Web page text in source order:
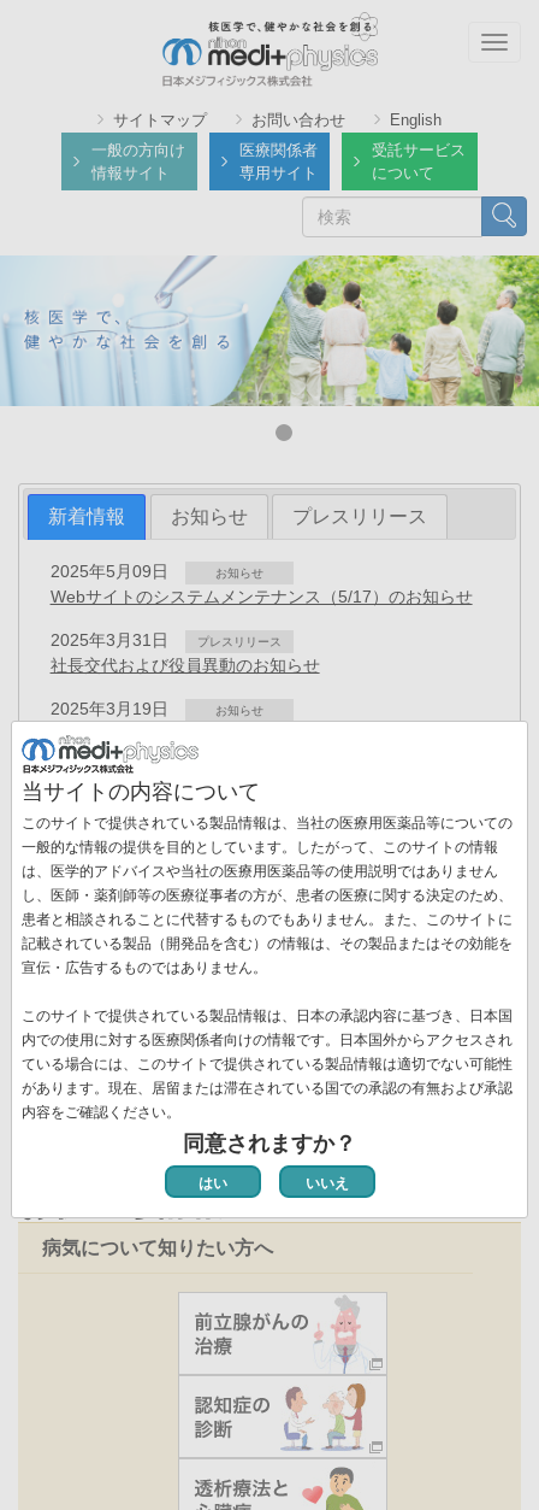
サイトマップ お問い合わせ
English
一般の方向け
情報サイト
医療関係者
専用サイト
受託サービス
について
検索
新着情報 お知らせ プレスリリース
2025年5月09日 お知らせ
Webサイトのシステムメンテナンス（5/17）のお知らせ
2025年3月31日 プレスリリース
社長交代および役員異動のお知らせ
2025年3月19日 お知らせ
「健康経営優良法人 2025（大規模法人部門）」に認定
2024年12月02日
GEヘルスケアによる当社株式取得について
2024年10月31日 お知らせ
「CSR報告書2024」を掲載しました
ペ
ー
ジ
送
り
先
頭
ー
ジ
« 最初
前
ペ
ジ
‹‹
ペ
ー
1
ペ
ー
2
カ
レ
ト
ペ
ー
ジ
3
ペ
ー
4
ペ
ー
5
ペ
ー
6
ペ
ー
7
ペ
ジ
8
ペ
ジ
9
次
ー
ジ
››
最
ペ
ー
ジ
最終 »
新着情報一覧
お役立ち情報
病気について知りたい方へ
当サイトの内容について
このサイトで提供されている製品情報は、当社の医療用医薬品等についての
一般的な情報の提供を目的としています。したがって、このサイトの情報
は、医学的アドバイスや当社の医療用医薬品等の使用説明ではありません
し、医師・薬剤師等の医療従事者の方が、患者の医療に関する決定のため、
患者と相談されることに代替するものでもありません。また、このサイトに
記載されている製品（開発品を含む）の情報は、その製品またはその効能を
宣伝・広告するものではありません。
このサイトで提供されている製品情報は、日本の承認内容に基づき、日本国
内での使用に対する医療関係者向けの情報です。日本国外からアクセスされ
ている場合には、このサイトで提供されている製品情報は適切でない可能性
があります。現在、居留または滞在されている国での承認の有無および承認
内容をご確認ください。
同意されますか？
はい いいえ